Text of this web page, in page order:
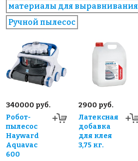
материалы для выравнивания
Ручной пылесос
340000 руб.
Робот-
пылесос
Hayward
Aquavac
600
2900 руб.
Латексная
добавка
для клея
3,75 кг.